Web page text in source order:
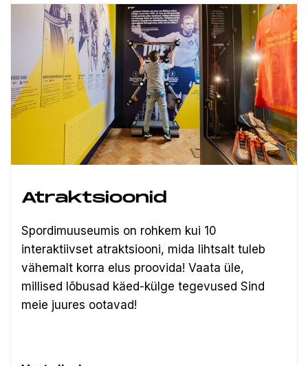
Atraktsioonid
Spordimuuseumis on rohkem kui 10
interaktiivset atraktsiooni, mida lihtsalt tuleb
vähemalt korra elus proovida! Vaata üle,
millised lõbusad käed-külge tegevused Sind
meie juures ootavad!